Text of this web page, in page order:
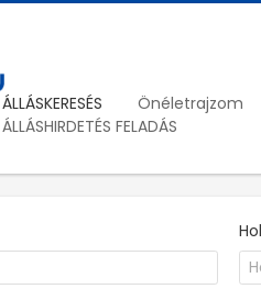
ÁLLÁSKERESÉS Önéletrajzom
ÁLLÁSHIRDETÉS FELADÁS